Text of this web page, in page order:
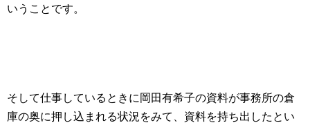
いうことです。
そして仕事しているときに岡田有希子の資料が事務所の倉
庫の奥に押し込まれる状況をみて、資料を持ち出したとい